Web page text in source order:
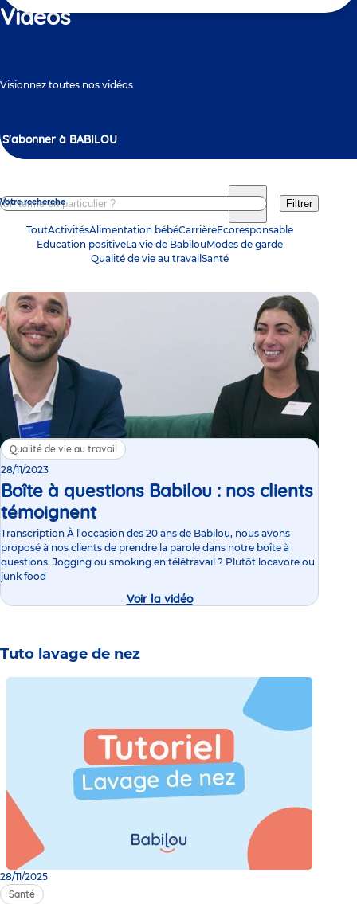
ici
Vidéos
Visionnez toutes nos vidéos
S'abonner à BABILOU
Liste
d'actualités
Votre recherche Filtrer
ToutActivitésAlimentation bébéCarrièreEcoresponsable
Education positiveLa vie de BabilouModes de garde
Qualité de vie au travail Santé
Qualité de vie au travail
28/11/2023
Boîte à questions Babilou : nos clients
témoignent
Transcription À l’occasion des 20 ans de Babilou, nous avons
proposé à nos clients de prendre la parole dans notre boîte à
questions. Jogging ou smoking en télétravail ? Plutôt locavore ou
junk food
Voir la vidéo
Tuto lavage de nez
28/11/2025
Santé